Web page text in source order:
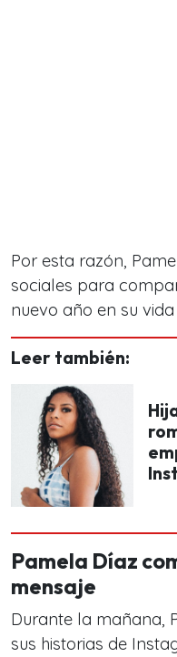
Por esta razón,
sociales para
nuevo año en su
Leer también:
Pamela Díaz
mensaje
Durante la mañana,
sus historias de